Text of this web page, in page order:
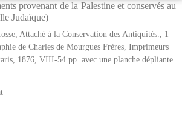
provenant de la Palestine et conservés au
Judaïque)
Attaché à la Conservation des Antiquités., 1
de Charles de Mourgues Frères, Imprimeurs
1876, VIII-54 pp. avec une planche dépliante